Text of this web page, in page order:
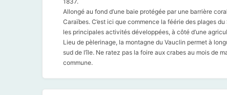
Allongé au fond d’une baie protégée par une barrière
Caraïbes. C’est ici que commence la féérie des plages
les principales activités développées, à côté d’une
Lieu de pèlerinage, la montagne du Vauclin permet à
sud de l’île. Ne ratez pas la foire aux crabes au mois de
commune.